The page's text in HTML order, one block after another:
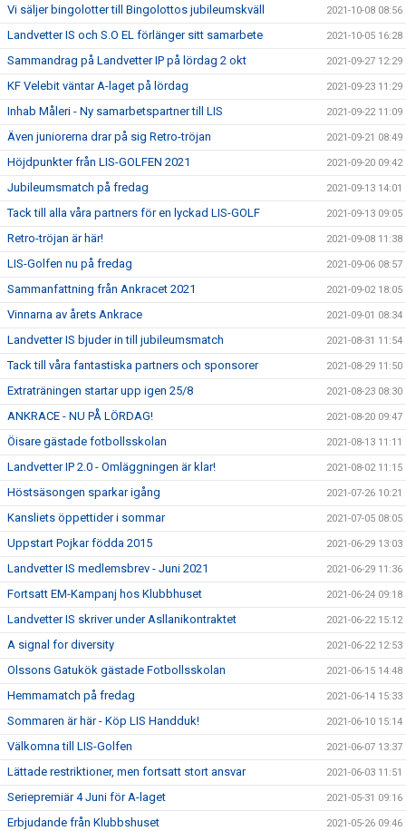
Vi säljer bingolotter till Bingolottos jubileumskväll 2021-10-08 08:56
Landvetter IS och S.O EL förlänger sitt samarbete 2021-10-05 16:28
Sammandrag på Landvetter IP på lördag 2 okt 2021-09-27 12:29
KF Velebit väntar A-laget på lördag 2021-09-23 11:29
Inhab Måleri - Ny samarbetspartner till LIS 2021-09-22 11:09
Även juniorerna drar på sig Retro-tröjan 2021-09-21 08:49
Höjdpunkter från LIS-GOLFEN 2021 2021-09-20 09:42
Jubileumsmatch på fredag 2021-09-13 14:01
Tack till alla våra partners för en lyckad LIS-GOLF 2021-09-13 09:05
Retro-tröjan är här! 2021-09-08 11:38
LIS-Golfen nu på fredag 2021-09-06 08:57
Sammanfattning från Ankracet 2021 2021-09-02 18:05
Vinnarna av årets Ankrace 2021-09-01 08:34
Landvetter IS bjuder in till jubileumsmatch 2021-08-31 11:54
Tack till våra fantastiska partners och sponsorer 2021-08-29 11:50
Extraträningen startar upp igen 25/8 2021-08-23 08:30
ANKRACE - NU PÅ LÖRDAG! 2021-08-20 09:47
Öisare gästade fotbollsskolan 2021-08-13 11:11
Landvetter IP 2.0 - Omläggningen är klar! 2021-08-02 11:15
Höstsäsongen sparkar igång 2021-07-26 10:21
Kansliets öppettider i sommar 2021-07-05 08:05
Uppstart Pojkar födda 2015 2021-06-29 13:03
Landvetter IS medlemsbrev - Juni 2021 2021-06-29 11:36
Fortsatt EM-Kampanj hos Klubbhuset 2021-06-24 09:18
Landvetter IS skriver under Asllanikontraktet 2021-06-22 15:12
A signal for diversity 2021-06-22 12:53
Olssons Gatukök gästade Fotbollsskolan 2021-06-15 14:48
Hemmamatch på fredag 2021-06-14 15:33
Sommaren är här - Köp LIS Handduk! 2021-06-10 15:14
Välkomna till LIS-Golfen 2021-06-07 13:37
Lättade restriktioner, men fortsatt stort ansvar 2021-06-03 11:51
Seriepremiär 4 Juni för A-laget 2021-05-31 09:16
Erbjudande från Klubbshuset 2021-05-26 09:46